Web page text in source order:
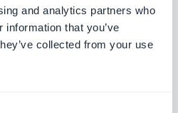
and analytics partners who
that you’ve
collected from your use